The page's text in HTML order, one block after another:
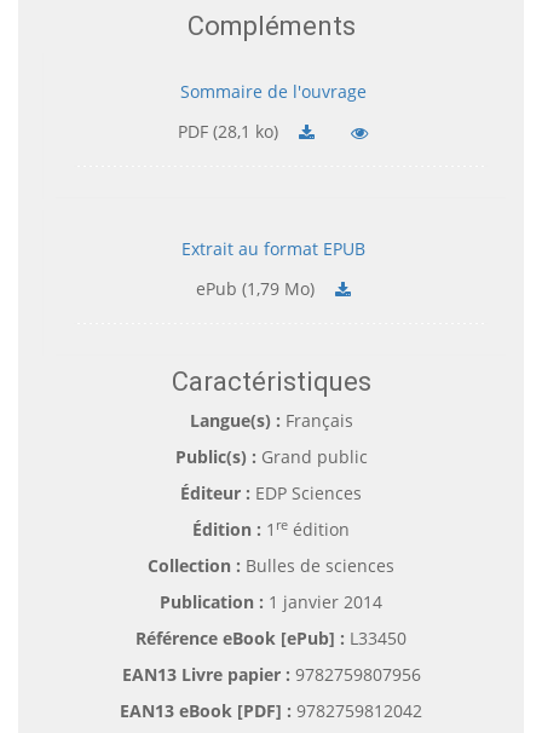
Compléments
Sommaire de l'ouvrage
PDF (28,1 ko)
Extrait au format EPUB
ePub (1,79 Mo)
Caractéristiques
Langue(s) : Français
Public(s) : Grand public
Éditeur : EDP Sciences
Édition : 1 re édition
Collection : Bulles de sciences
Publication : 1 janvier 2014
Référence eBook [ePub] : L33450
EAN13 Livre papier : 9782759807956
EAN13 eBook [PDF] : 9782759812042